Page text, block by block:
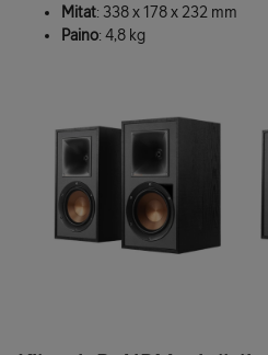
Mitat: 338 x 178 x 232 mm
Paino: 4,8 kg